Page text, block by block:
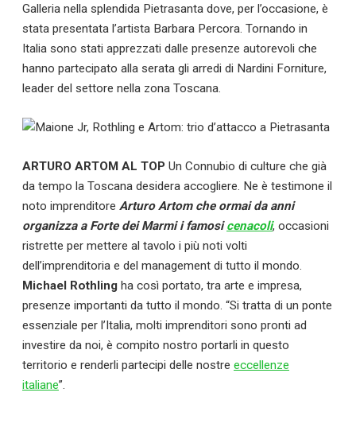
CLASSIFICA SERIE B
Contatti
→
Galleria nella splendida Pietrasanta dove, per l’occasione, è
stata presentata l’artista Barbara Percora. Tornando in
Italia sono stati apprezzati dalle presenze autorevoli che
hanno partecipato alla serata gli arredi di Nardini Forniture,
leader del settore nella zona Toscana.
ARTURO ARTOM AL TOP Un Connubio di culture che già
da tempo la Toscana desidera accogliere. Ne è testimone il
noto imprenditore Arturo Artom che ormai da anni
organizza a Forte dei Marmi i famosicenacoli, occasioni
ristrette per mettere al tavolo i più noti volti
dell’imprenditoria e del management di tutto il mondo.
Michael Rothling ha così portato, tra arte e impresa,
presenze importanti da tutto il mondo. “Si tratta di un ponte
essenziale per l’Italia, molti imprenditori sono pronti ad
investire da noi, è compito nostro portarli in questo
territorio e renderli partecipi delle nostre eccellenze
italiane”.